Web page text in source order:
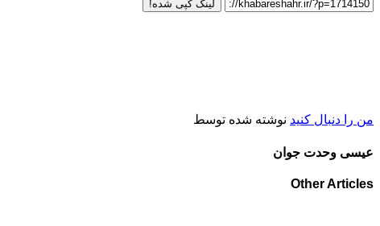
لینک کپی شده!
من را دنبال کنید نوشته شده توسط
عیسی وحدت جوان
Other Articles